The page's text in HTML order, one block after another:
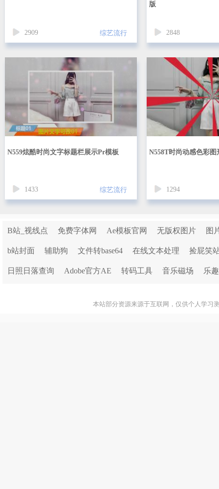
2909 综艺流行
版
2848
N559炫酷时尚文字标题栏展示Pr模板
1433 综艺流行
N558T时尚动感色彩
1294
B站_视线点 免费字体网 Ae模板官网 无版权图片 图
b站封面 辅助狗 文件转base64 在线文本处理 捡屁笑
日照日落查询 Adobe官方AE 转码工具 音乐磁场 乐
本站部分资源来源于互联网，仅供个人学习